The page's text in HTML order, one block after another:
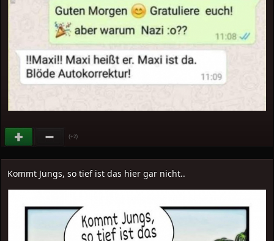
(+2)
Kommt Jungs, so tief ist das hier gar nicht..